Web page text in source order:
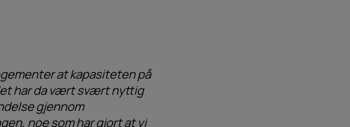
at kapasiteten på
har da vært svært nyttig
gjennom
noe som har gjort at vi